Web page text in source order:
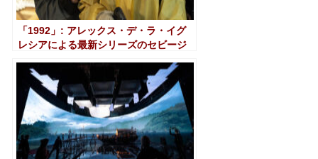
「1992」: アレックス・デ・ラ・イグ
レシアによる最新シリーズのセビージ